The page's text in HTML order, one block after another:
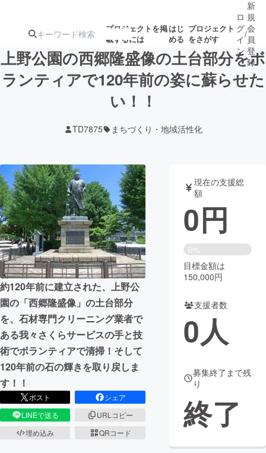
プロジェクトを掲
載するには
はじ
める
プロジェクト
をさがす
注目の新着プロ
募集終了が近いプ
テクノロジー・ガジェット
映像・映画 書籍・雑誌
ビジネス・起業 チャレンジ
まちづくり・地域活性化
CAMPFIRE for Social Good
CAMPFIRE Creation
CAMPFIREふるさと納税machi-ya コミュニティ
ロ
グ
イ
ン
/
新
規
会
員
登
録
上野公園の西郷隆盛像の土台部分をボ
ランティアで120年前の姿に蘇らせた
い！！
TD7875 まちづくり・地域活性化
約120年前に建立された、上野公
園の「西郷隆盛像」の土台部分
を、石材専門クリーニング業者で
ある我々さくらサービスの手と技
術でボランティアで清掃！そして
120年前の石の輝きを取り戻しま
す！！
ポスト
シェア
LINEで送る
URLコピー
埋め込み
QRコード
現在の支援総
額
0円
0%
目標金額は
150,000円
支援者数
0人
募集終了まで残
り
終了